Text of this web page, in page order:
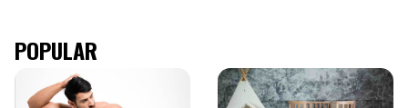
POPULAR